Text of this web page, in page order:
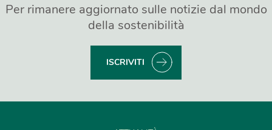
Per rimanere aggiornato sulle notizie dal mondo
della sostenibilità
ISCRIVITI